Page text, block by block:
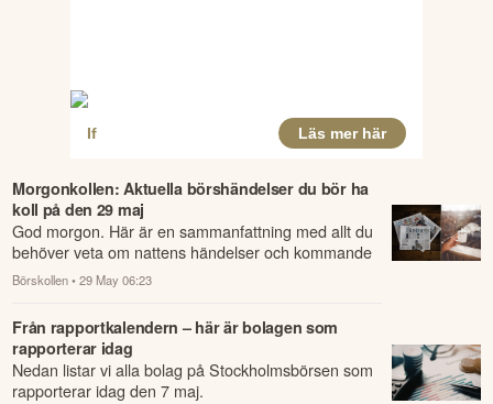
Morgonkollen: Aktuella börshändelser du bör ha
koll på den 29 maj
God morgon. Här är en sammanfattning med allt du
behöver veta om nattens händelser och kommande
dagens viktigaste händelser på börsen.
Börskollen • 29 May 06:23
Från rapportkalendern – här är bolagen som
rapporterar idag
Nedan listar vi alla bolag på Stockholmsbörsen som
rapporterar idag den 7 maj.